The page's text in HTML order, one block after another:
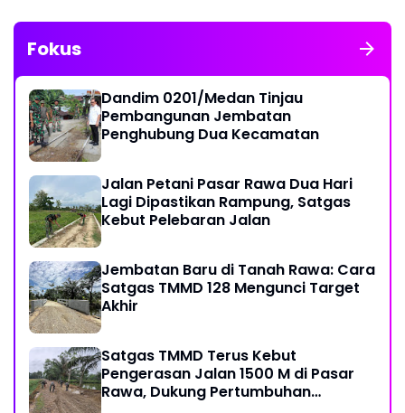
Fokus
Dandim 0201/Medan Tinjau
Pembangunan Jembatan
Penghubung Dua Kecamatan
Jalan Petani Pasar Rawa Dua Hari
Lagi Dipastikan Rampung, Satgas
Kebut Pelebaran Jalan
Jembatan Baru di Tanah Rawa: Cara
Satgas TMMD 128 Mengunci Target
Akhir
Satgas TMMD Terus Kebut
Pengerasan Jalan 1500 M di Pasar
Rawa, Dukung Pertumbuhan